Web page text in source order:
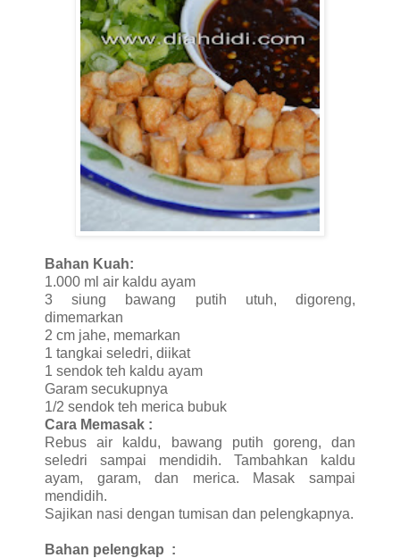
Bahan Kuah:
1.000 ml air kaldu ayam
3 siung bawang putih utuh, digoreng,
dimemarkan
2 cm jahe, memarkan
1 tangkai seledri, diikat
1 sendok teh kaldu ayam
Garam secukupnya
1/2 sendok teh merica bubuk
Cara Memasak :
Rebus air kaldu, bawang putih goreng, dan
seledri sampai mendidih. Tambahkan kaldu
ayam, garam, dan merica. Masak sampai
mendidih.
Sajikan nasi dengan tumisan dan pelengkapnya.
Bahan pelengkap :